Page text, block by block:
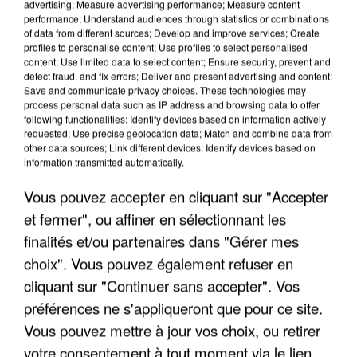
APRÈS TOUTES CES CANICULES, LES REFUGES
DE FAUNE SAUVAGE SONT...
advertising; Measure advertising performance; Measure content
performance; Understand audiences through statistics or combinations
of data from different sources; Develop and improve services; Create
profiles to personalise content; Use profiles to select personalised
content; Use limited data to select content; Ensure security, prevent and
detect fraud, and fix errors; Deliver and present advertising and content;
Save and communicate privacy choices. These technologies may
process personal data such as IP address and browsing data to offer
following functionalities: Identify devices based on information actively
requested; Use precise geolocation data; Match and combine data from
other data sources; Link different devices; Identify devices based on
information transmitted automatically.
Vous pouvez accepter en cliquant sur "Accepter
et fermer", ou affiner en sélectionnant les
finalités et/ou partenaires dans "Gérer mes
choix". Vous pouvez également refuser en
cliquant sur "Continuer sans accepter". Vos
préférences ne s'appliqueront que pour ce site.
Vous pouvez mettre à jour vos choix, ou retirer
votre consentement à tout moment via le lien